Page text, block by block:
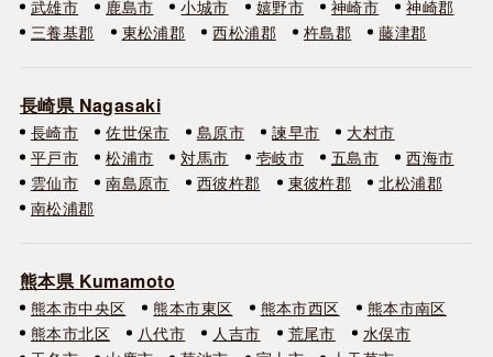
武雄市
鹿島市 小城市 嬉野市 神崎市
神崎郡
三養基郡
東松浦郡 西松浦郡 杵島郡 藤津郡
長崎県 Nagasaki
長崎市 佐世保市 島原市 諫早市
大村市
平戸市
松浦市 対馬市 壱岐市 五島市
西海市
雲仙市
南島原市 西彼杵郡 東彼杵郡
北松浦郡
南松浦郡
熊本県 Kumamoto
熊本市中央区 熊本市東区 熊本市西区
熊本市南区
熊本市北区
八代市 人吉市 荒尾市
水俣市